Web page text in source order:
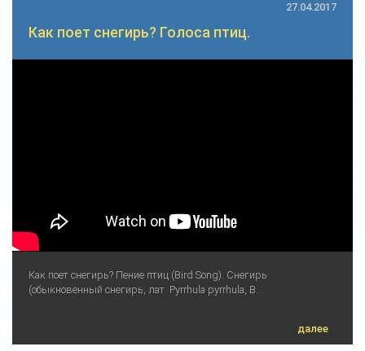
27.04.2017
Как поет снегирь? Голоса птиц.
Как поет снегирь? Пение птиц (Bird Song). Снегирь
(обыкновенный снегирь, лат. Pyrrhula pyrrhula, B...
далее